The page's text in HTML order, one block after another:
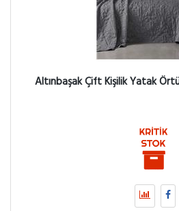
Altınbaşak Çift Kişilik Yatak